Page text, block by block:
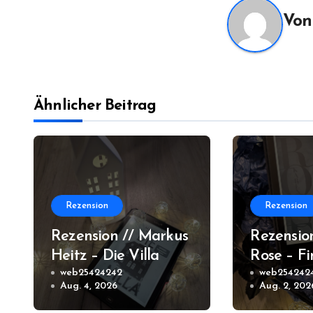
Von
Ähnlicher Beitrag
Rezension
Rezension // Markus
Heitz – Die Villa
web25424242
Aug. 4, 2026
Rezension
Rose –
Wasser
Orleans
Aug. 2,